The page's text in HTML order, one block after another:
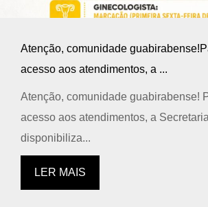
Atenção, comunidade
acesso aos atendimentos, a ...
Atenção, comunidade guabirabense!
acesso aos atendimentos, a
disponibiliza...
LER MAIS